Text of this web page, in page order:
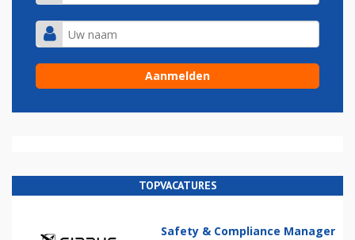
TOPVACATURES
Safety & Compliance Manager